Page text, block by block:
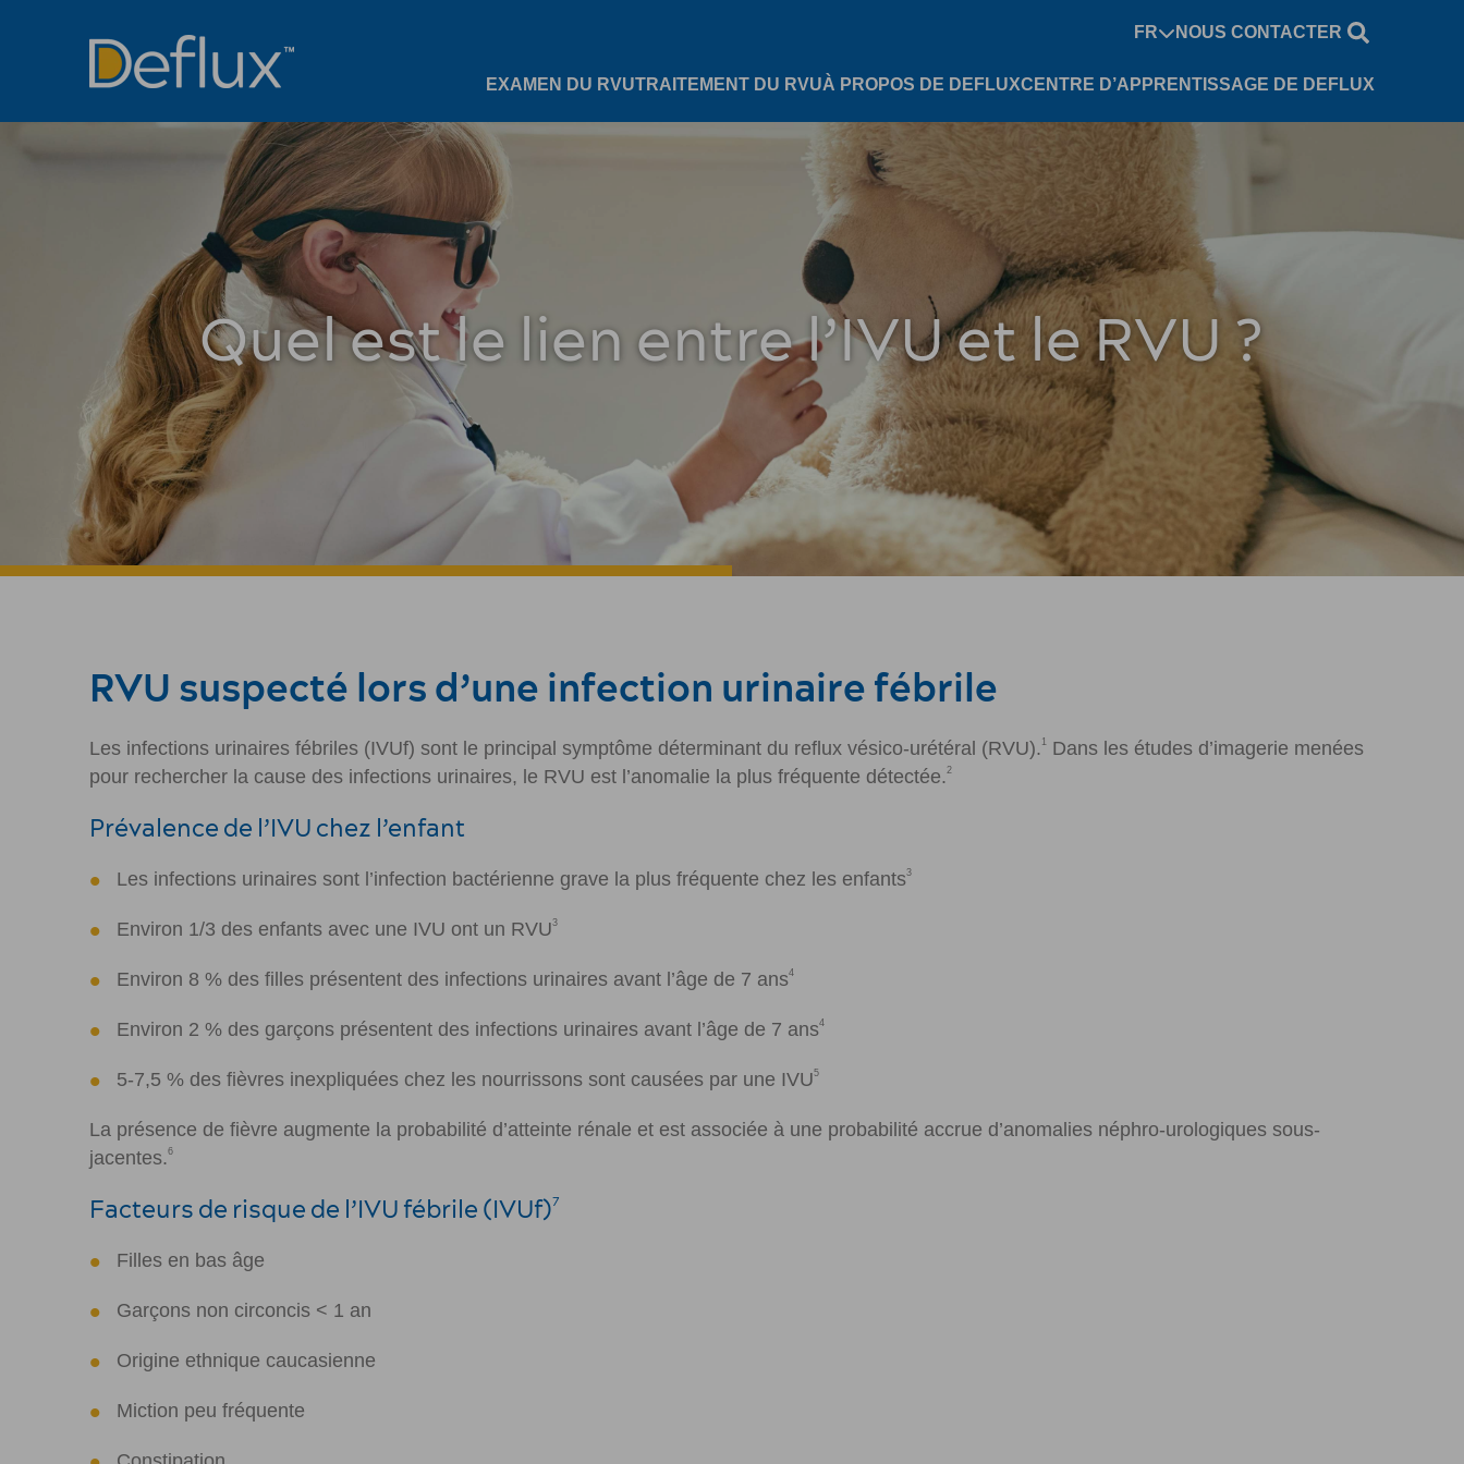
FR NOUS CONTACTER
EXAMEN DU RVUTRAITEMENT DU RVUÀ PROPOS DE DEFLUXCENTRE D’APPRENTISSAGE DE DEFLUX
Quel est le lien entre l’IVU et le RVU ?
RVU suspecté lors d’une infection urinaire fébrile
Les infections urinaires fébriles (IVUf) sont le principal symptôme déterminant du reflux vésico-urétéral (RVU). 1 Dans les études d’imagerie menées
pour rechercher la cause des infections urinaires, le RVU est l’anomalie la plus fréquente détectée.2
Prévalence de l’IVU chez l’enfant
Les infections urinaires sont l’infection bactérienne grave la plus fréquente chez les enfants3
Environ 1/3 des enfants avec une IVU ont un RVU3
Environ 8 % des filles présentent des infections urinaires avant l’âge de 7 ans4
Environ 2 % des garçons présentent des infections urinaires avant l’âge de 7 ans4
5-7,5 % des fièvres inexpliquées chez les nourrissons sont causées par une IVU5
La présence de fièvre augmente la probabilité d’atteinte rénale et est associée à une probabilité accrue d’anomalies néphro-urologiques sous-
jacentes.6
Facteurs de risque de l’IVU fébrile (IVUf)7
Filles en bas âge
Garçons non circoncis < 1 an
Origine ethnique caucasienne
Miction peu fréquente